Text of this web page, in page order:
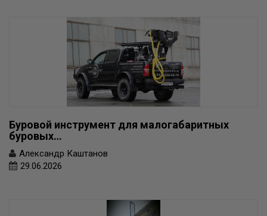
Буровой инструмент для малогабаритных
буровых…
Александр Каштанов
29.06.2026